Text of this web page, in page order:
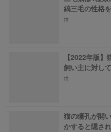
縞三毛の性格
猫
【2022年版
飼い主に対し
猫
猫の瞳孔が開
かすると隠さ